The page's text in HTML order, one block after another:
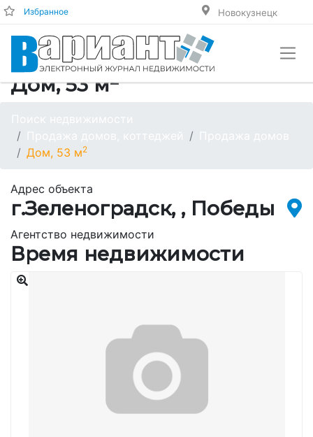
Избранное Новокузнецк
Дом, 53 м2
Дом, 53 м2
Адрес объекта
г.Зеленоградск, , Победы
Агентство недвижимости
Время недвижимости